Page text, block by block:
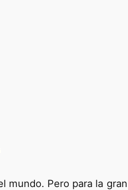
mundo. Pero para la